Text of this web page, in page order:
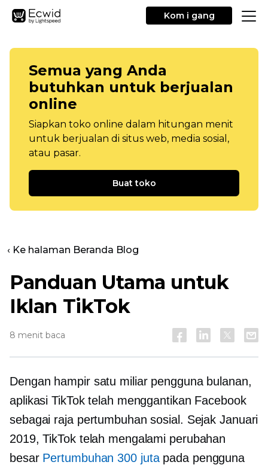
Kom i gang
Semua yang Anda
butuhkan untuk berjualan
online
Siapkan toko online dalam hitungan menit
untuk berjualan di situs web, media sosial,
atau pasar.
Buat toko
‹ Ke halaman Beranda Blog
Panduan Utama untuk
Iklan TikTok
8 menit baca
Dengan hampir satu miliar pengguna bulanan,
aplikasi TikTok telah menggantikan Facebook
sebagai raja pertumbuhan sosial. Sejak Januari
2019, TikTok telah mengalami perubahan
besar Pertumbuhan 300 jutapada pengguna